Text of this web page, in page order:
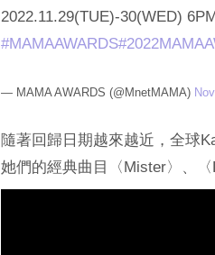
2022.11.29(TUE)-30(WED)
#MAMAAWARDS
— MAMA AWARDS (@MnetMAMA)
隨著回歸日期越來越近，全球
她們的經典曲目〈Mister〉、